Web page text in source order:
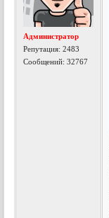
Администратор
Репутация:2483
Сообщений: 32767